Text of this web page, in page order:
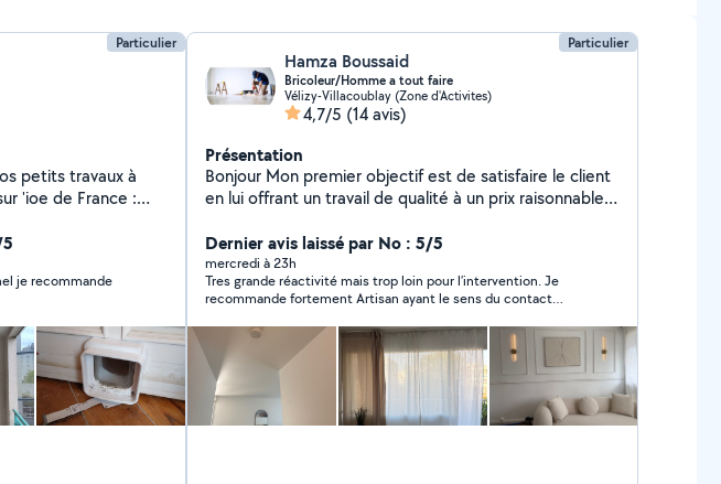
Particulier
petits travaux à
'ioe de France :
et organisation
je recommande
Particulier
Hamza Boussaid
Bricoleur/Homme a tout faire
Vélizy-Villacoublay (Zone d'Activites)
4,7/5 (14 avis)
Présentation
Bonjour Mon premier objectif est de satisfaire le client
en lui offrant un travail de qualité à un prix raisonnable
client. Je suis à votre service à tout moment. N'hésitez
pas à nous contacter. Je travaille dans toute l'île de
France disponible 7j/7. cordialement À votre service.
24/24 7j/7 -enduits / peinture intérieure murs /
plafonds - bricolage ( installation étagères,
luminaire,meubles, pose cuisine/salle de bains, miroirs,
électroménager / découpe plan travail, pose Tv ,
moulures etc - installation de meubles( montage
compris) -électricité -petite plomberie ( installation
Dernier avis laissé par No : 5/5
mercredi à 23h
Tres grande réactivité mais trop loin pour l’intervention. Je
recommande fortement Artisan ayant le sens du contact